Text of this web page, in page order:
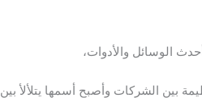
الوسائل والأدوات،
بين الشركات وأصبح أسمها يتلألأ بين